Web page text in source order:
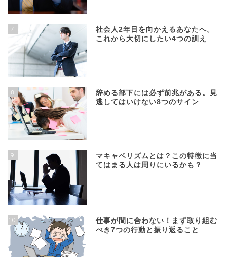
7
社会人2年目を向かえるあなたへ。
これから大切にしたい4つの訓え
8
辞める部下には必ず前兆がある。見
逃してはいけない8つのサイン
9
マキャベリズムとは？この特徴に当
てはまる人は周りにいるかも？
10
仕事が間に合わない！まず取り組む
べき7つの行動と振り返ること